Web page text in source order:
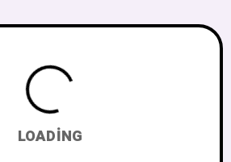
LOADING